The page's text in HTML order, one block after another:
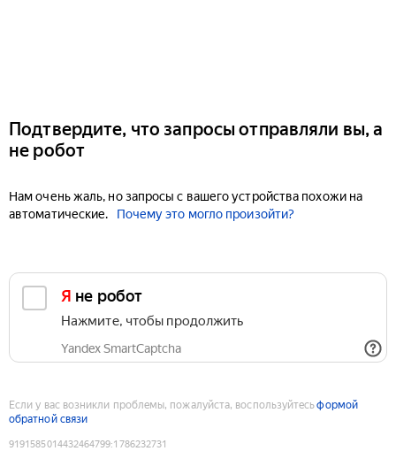
Подтвердите, что запросы отправляли вы, а
не робот
Нам очень жаль, но запросы с вашего устройства похожи на
автоматические.
Почему это могло произойти?
Я не робот
Нажмите, чтобы продолжить
Yandex SmartCaptcha
Если у вас возникли проблемы, пожалуйста, воспользуйтесьформой
обратной связи
9191585014432464799:1786232731